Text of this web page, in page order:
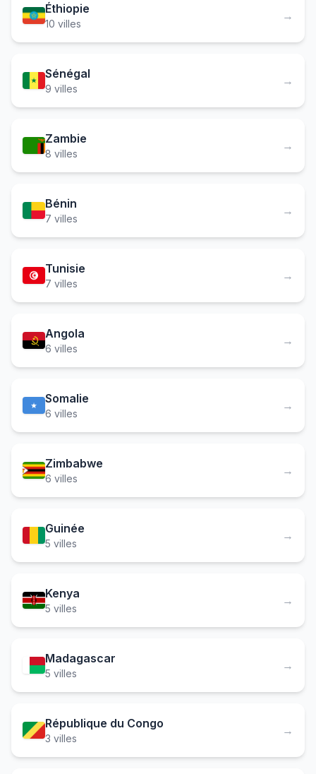
Éthiopie
10 villes
→
Sénégal
9 villes
→
Zambie
8 villes
→
Bénin
7 villes
→
Tunisie
7 villes
→
Angola
6 villes
→
Somalie
6 villes
→
Zimbabwe
6 villes
→
Guinée
5 villes
→
Kenya
5 villes
→
Madagascar
5 villes
→
République du Congo
3 villes
→